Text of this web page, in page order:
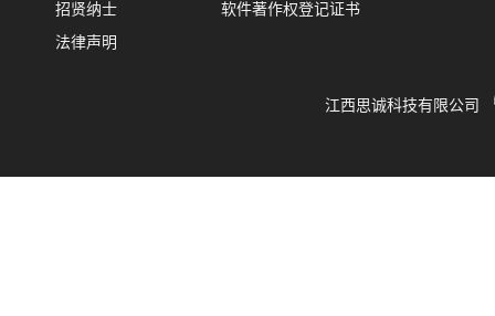
招贤纳士
法律声明
软件著作权登记证书
江西思诚科技有限公司